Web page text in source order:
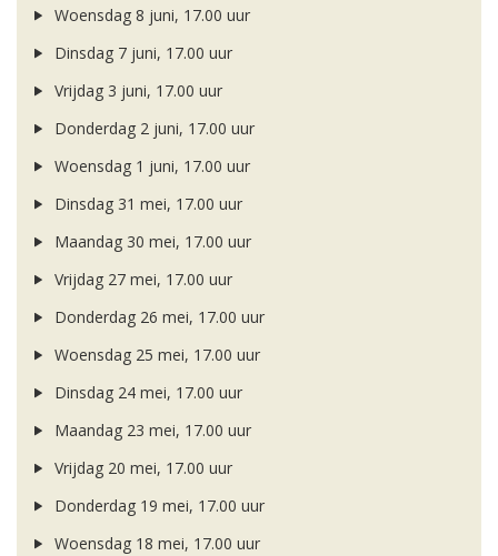
Woensdag 8 juni, 17.00 uur
Dinsdag 7 juni, 17.00 uur
Vrijdag 3 juni, 17.00 uur
Donderdag 2 juni, 17.00 uur
Woensdag 1 juni, 17.00 uur
Dinsdag 31 mei, 17.00 uur
Maandag 30 mei, 17.00 uur
Vrijdag 27 mei, 17.00 uur
Donderdag 26 mei, 17.00 uur
Woensdag 25 mei, 17.00 uur
Dinsdag 24 mei, 17.00 uur
Maandag 23 mei, 17.00 uur
Vrijdag 20 mei, 17.00 uur
Donderdag 19 mei, 17.00 uur
Woensdag 18 mei, 17.00 uur